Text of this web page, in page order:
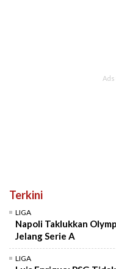
Terkini
LIGA
Napoli Taklukkan
Jelang Serie A
LIGA